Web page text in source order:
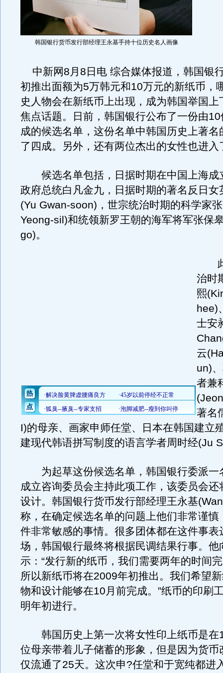
韩国银行货币发行部经理王永基手持十位历史名人画像
中新网8月8日电 综合媒体报道，韩国银
初推出面额为5万韩元和10万元的新纸币，
史人物会在新纸币上出现，成为韩国举国上
焦点话题。日前，韩国银行公布了一份由
成的候选名单，这份名单中韩国历史上著名
了四成。另外，还有两位杰出的女性也进入
候选名单包括，日据时期在中国上海成
政府总统白凡金九，日据时期的著名反日女
(Yu Gwan-soon)，世宗统治时期的科学家
Yeong-sil)和统领新罗王朝的海军将军张保
go)。
此
治时
熙
hee)
士安
云
un)
者兼
著名
I)的母亲、画家申师任堂、日本在韩国建立
建现代韩语拼写制度的语言学者周时经(Ju
为起草这份候选名单，韩国银行委派一
成立咨询委员会主持此项工作，该委员会还
设计。韩国银行货币发行部经理王永基
称，在确定候选名单的问题上他们非常谨慎
件非常敏感的事情。很多团体都在这件事表
场，韩国银行最终将根据民调结果行事。他
示：“发行新的纸币，我们需要两年的时间
所以新纸币将在2009年初推出。我们希望
物和设计能够在10月前完成。”纸币的印刷
明年初进行。
韩国历史上第一次将女性印上纸币是在
位母亲带着儿子储蓄的形象，但是因为货币
仅流通了25天。这次申?任堂和于宽纯都进